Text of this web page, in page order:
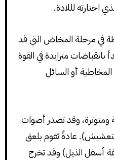
اختارته لللادة.
في مرحلة المخاض التي قد
متزايدة في القوة
المخاطية أو السائل
وقد تصدر أصوات
عادةً تقوم بلعق
أسفل الذيل) وقد تخرج